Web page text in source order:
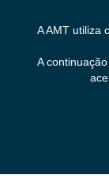
A AMT utiliza
A